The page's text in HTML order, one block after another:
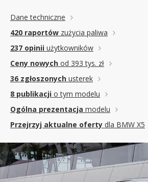
Dane techniczne
420 raportów zużycia paliwa
237 opinii użytkowników
Ceny nowych od 393 tys. zł
36 zgłoszonych usterek
8 publikacji o tym modelu
Ogólna prezentacja modelu
Przejrzyj aktualne oferty dla BMW X5